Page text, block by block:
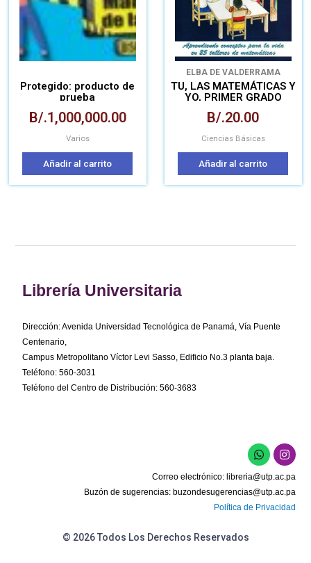
Protegido: producto de
prueba
B/.1,000,000.00
Varios
Añadir al carrito
ELBA DE VALDERRAMA
TU, LAS MATEMÁTICAS Y
YO, PRIMER GRADO
B/.20.00
Ciencias Básicas
Añadir al carrito
Librería Universitaria
Dirección: Avenida Universidad Tecnológica de Panamá, Vía Puente
Centenario,
Campus Metropolitano Víctor Levi Sasso, Edificio No.3 planta baja.
Teléfono: 560-3031
Teléfono del Centro de Distribución: 560-3683
W
h
a
t
s
a
p
I
n
s
t
a
g
r
Correo electrónico: libreria@utp.ac.pa
Buzón de sugerencias: buzondesugerencias@utp.ac.pa
Política de Privacidad
© 2026 Todos Los Derechos Reservados